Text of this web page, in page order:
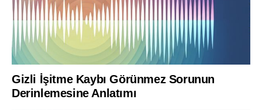
Gizli İşitme Kaybı Görünmez Sorunun
Derinlemesine Anlatımı